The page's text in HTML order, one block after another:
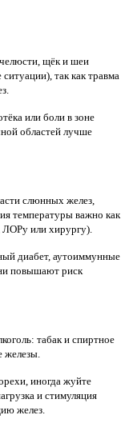
челюсти, щёк и шеи
так как травма
или боли в зоне
областей лучше
слюнных желез,
температуры важно как
ЛОРу или хирургу).
диабет, аутоиммунные
повышают риск
табак и спиртное
железы.
иногда жуйте
и стимуляция
желез.